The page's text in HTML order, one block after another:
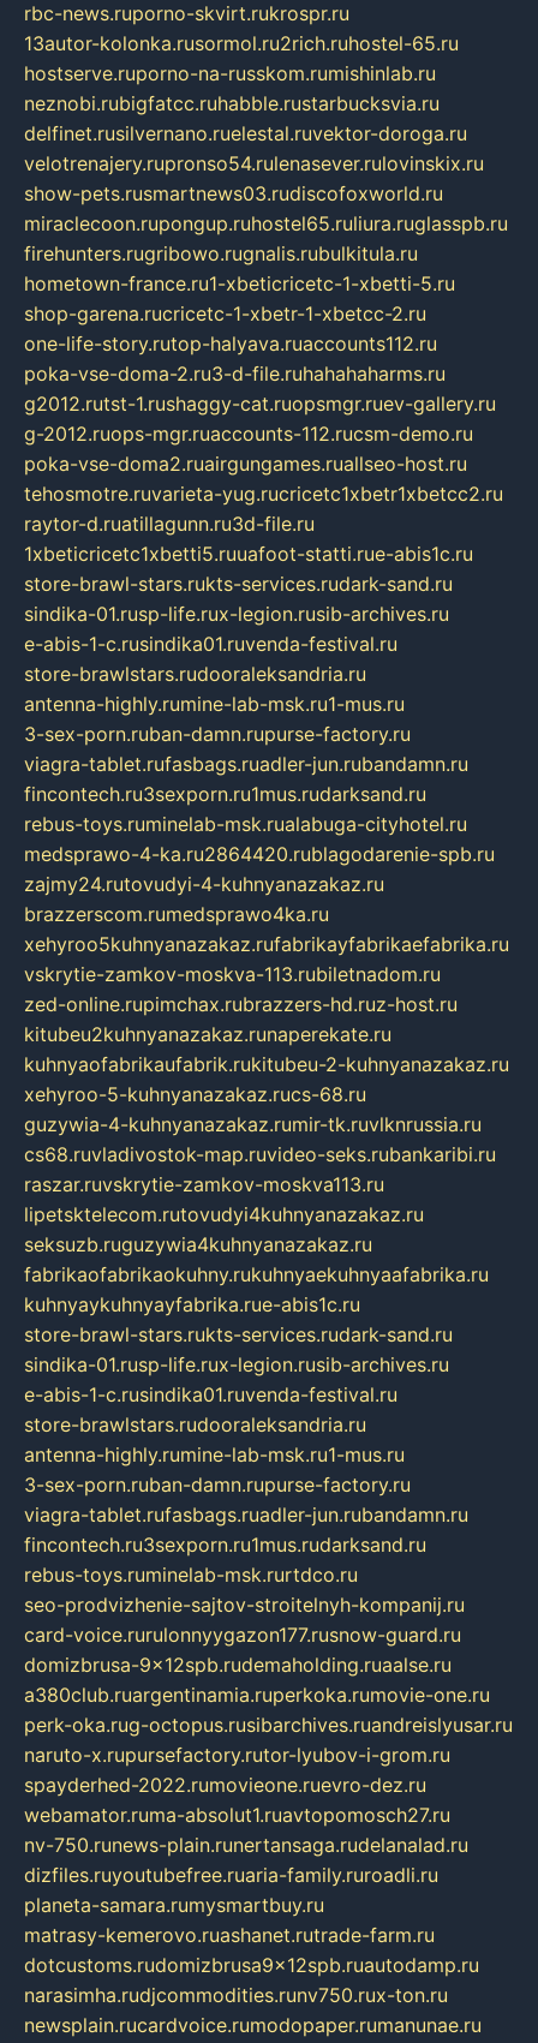
rbc-news.ruporno-skvirt.rukrospr.ru
13autor-kolonka.rusormol.ru2rich.ruhostel-65.ru
hostserve.ruporno-na-russkom.rumishinlab.ru
neznobi.rubigfatcc.ruhabble.rustarbucksvia.ru
delfinet.rusilvernano.ruelestal.ruvektor-doroga.ru
velotrenajery.rupronso54.rulenasever.rulovinskix.ru
show-pets.rusmartnews03.rudiscofoxworld.ru
miraclecoon.rupongup.ruhostel65.ruliura.ruglasspb.ru
firehunters.rugribowo.rugnalis.rubulkitula.ru
hometown-france.ru1-xbeticricetc-1-xbetti-5.ru
shop-garena.rucricetc-1-xbetr-1-xbetcc-2.ru
one-life-story.rutop-halyava.ruaccounts112.ru
poka-vse-doma-2.ru3-d-file.ruhahahaharms.ru
g2012.rutst-1.rushaggy-cat.ruopsmgr.ruev-gallery.ru
g-2012.ruops-mgr.ruaccounts-112.rucsm-demo.ru
poka-vse-doma2.ruairgungames.ruallseo-host.ru
tehosmotre.ruvarieta-yug.rucricetc1xbetr1xbetcc2.ru
raytor-d.ruatillagunn.ru3d-file.ru
1xbeticricetc1xbetti5.ruuafoot-statti.rue-abis1c.ru
store-brawl-stars.rukts-services.rudark-sand.ru
sindika-01.rusp-life.rux-legion.rusib-archives.ru
e-abis-1-c.rusindika01.ruvenda-festival.ru
store-brawlstars.rudooraleksandria.ru
antenna-highly.rumine-lab-msk.ru1-mus.ru
3-sex-porn.ruban-damn.rupurse-factory.ru
viagra-tablet.rufasbags.ruadler-jun.rubandamn.ru
fincontech.ru3sexporn.ru1mus.rudarksand.ru
rebus-toys.ruminelab-msk.rualabuga-cityhotel.ru
medsprawo-4-ka.ru2864420.rublagodarenie-spb.ru
zajmy24.rutovudyi-4-kuhnyanazakaz.ru
brazzerscom.rumedsprawo4ka.ru
xehyroo5kuhnyanazakaz.rufabrikayfabrikaefabrika.ru
vskrytie-zamkov-moskva-113.rubiletnadom.ru
zed-online.rupimchax.rubrazzers-hd.ruz-host.ru
kitubeu2kuhnyanazakaz.runaperekate.ru
kuhnyaofabrikaufabrik.rukitubeu-2-kuhnyanazakaz.ru
xehyroo-5-kuhnyanazakaz.rucs-68.ru
guzywia-4-kuhnyanazakaz.rumir-tk.ruvlknrussia.ru
cs68.ruvladivostok-map.ruvideo-seks.rubankaribi.ru
raszar.ruvskrytie-zamkov-moskva113.ru
lipetsktelecom.rutovudyi4kuhnyanazakaz.ru
seksuzb.ruguzywia4kuhnyanazakaz.ru
fabrikaofabrikaokuhny.rukuhnyaekuhnyaafabrika.ru
kuhnyaykuhnyayfabrika.rue-abis1c.ru
store-brawl-stars.rukts-services.rudark-sand.ru
sindika-01.rusp-life.rux-legion.rusib-archives.ru
e-abis-1-c.rusindika01.ruvenda-festival.ru
store-brawlstars.rudooraleksandria.ru
antenna-highly.rumine-lab-msk.ru1-mus.ru
3-sex-porn.ruban-damn.rupurse-factory.ru
viagra-tablet.rufasbags.ruadler-jun.rubandamn.ru
fincontech.ru3sexporn.ru1mus.rudarksand.ru
rebus-toys.ruminelab-msk.rurtdco.ru
seo-prodvizhenie-sajtov-stroitelnyh-kompanij.ru
card-voice.rurulonnyygazon177.rusnow-guard.ru
domizbrusa-9x12spb.rudemaholding.ruaalse.ru
a380club.ruargentinamia.ruperkoka.rumovie-one.ru
perk-oka.rug-octopus.rusibarchives.ruandreislyusar.ru
naruto-x.rupursefactory.rutor-lyubov-i-grom.ru
spayderhed-2022.rumovieone.ruevro-dez.ru
webamator.ruma-absolut1.ruavtopomosch27.ru
nv-750.runews-plain.runertansaga.rudelanalad.ru
dizfiles.ruyoutubefree.ruaria-family.ruroadli.ru
planeta-samara.rumysmartbuy.ru
matrasy-kemerovo.ruashanet.rutrade-farm.ru
dotcustoms.rudomizbrusa9x12spb.ruautodamp.ru
narasimha.rudjcommodities.runv750.rux-ton.ru
newsplain.rucardvoice.rumodopaper.rumanunae.ru